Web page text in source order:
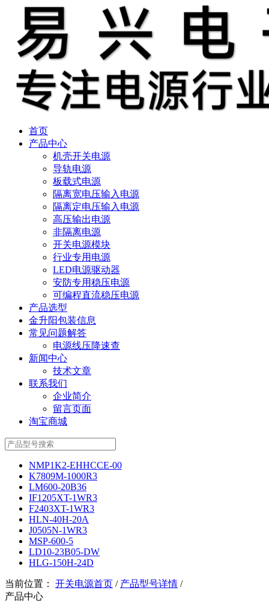
首页
产品中心
机壳开关电源
导轨电源
板载式电源
隔离宽电压输入电源
隔离定电压输入电源
高压输出电源
非隔离电源
开关电源模块
行业专用电源
LED电源驱动器
安防专用稳压电源
可编程直流稳压电源
产品选型
金升阳包装信息
常见问题解答
电源线压降速查
新闻中心
技术文章
联系我们
企业简介
留言页面
淘宝商城
NMP1K2-EHHCCE-00
K7809M-1000R3
LM600-20B36
IF1205XT-1WR3
F2403XT-1WR3
HLN-40H-20A
J0505N-1WR3
MSP-600-5
LD10-23B05-DW
HLG-150H-24D
当前位置： 开关电源首页 / 产品型号详情 /
产品中心